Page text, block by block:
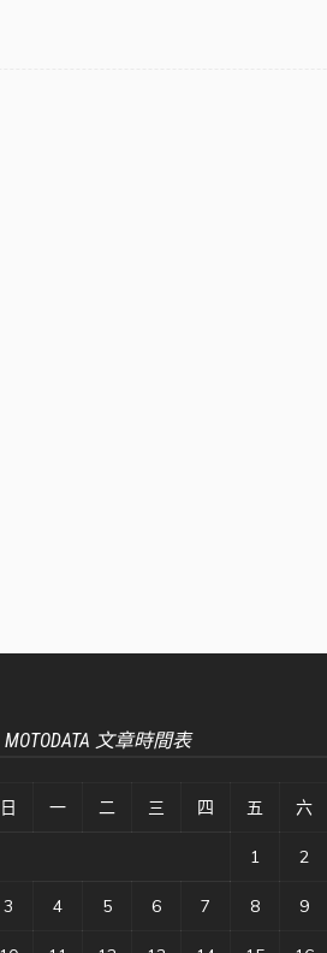
MOTODATA 文章時間表
日 一 二 三 四 五 六
1 2
3 4 5 6 7 8 9